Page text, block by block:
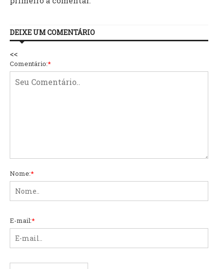
DEIXE UM COMENTÁRIO
<<
Comentário:*
Nome:*
E-mail:*